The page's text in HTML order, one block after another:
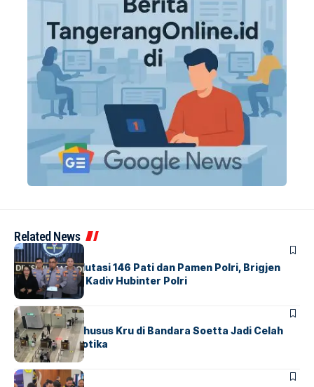
Related News
BERITA
Mabes Polri Mutasi 146 Pati dan Pamen Polri, Brigjen
Untung Jabat Kadiv Hubinter Polri
BANDARABERITA
Ketika Jalur Khusus Kru di Bandara Soetta Jadi Celah
Sindikat Narkotika
BANDARA BERITA